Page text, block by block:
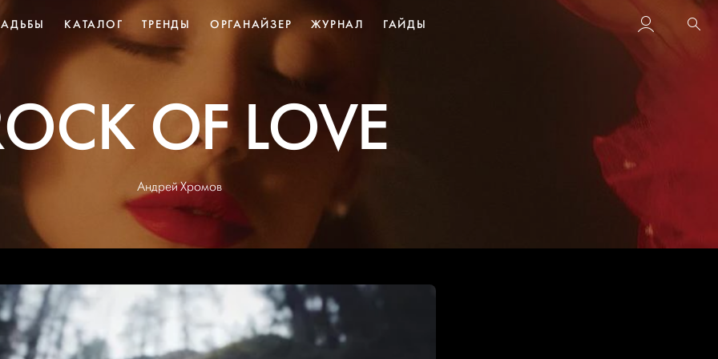
КАТАЛОГ ТРЕНДЫ ОРГАНАЙЗЕР ЖУРНАЛ ГАЙДЫ
OF LOVE
Андрей Хромов